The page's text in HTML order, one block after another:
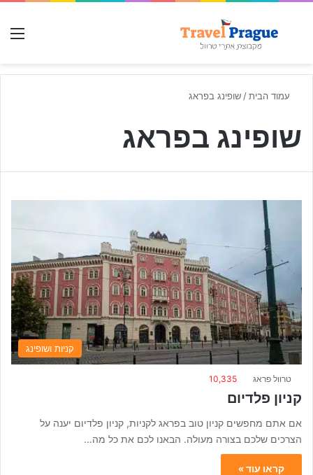
חפש עבור
עמוד הבית/ שופינג בפראג
שופינג בפראג
קניות ושופינג
טרוול פראג 10,335
קניון פלדיום
אם אתם מחפשים קניון טוב בפראג לקניות, קניון פלדיום יענה על
הצרכים שלכם בצורה מעולה. הבאנו לכם את כל מה…
קראו עוד »